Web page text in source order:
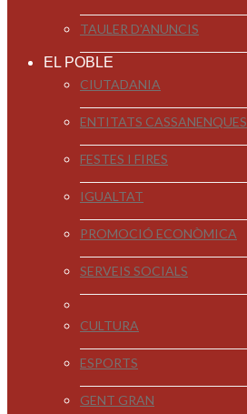
TAULER D'ANUNCIS
EL POBLE
CIUTADANIA
ENTITATS CASSANENQUES
FESTES I FIRES
IGUALTAT
PROMOCIÓ ECONÒMICA
SERVEIS SOCIALS
CULTURA
ESPORTS
GENT GRAN